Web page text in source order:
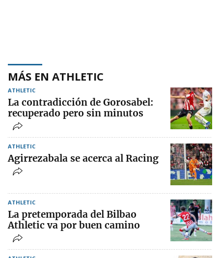
MÁS EN ATHLETIC
ATHLETIC
La contradicción de Gorosabel:
recuperado pero sin minutos
ATHLETIC
Agirrezabala se acerca al Racing
ATHLETIC
La pretemporada del Bilbao
Athletic va por buen camino